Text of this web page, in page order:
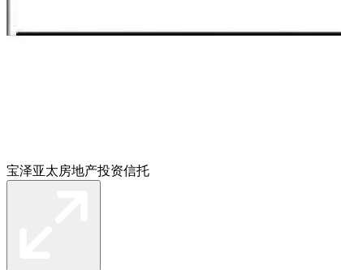
宝泽亚太房地产投资信托